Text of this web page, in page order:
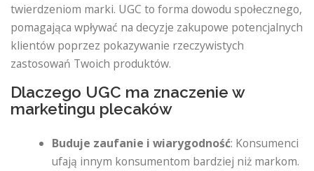
twierdzeniom marki. UGC to forma dowodu społecznego,
pomagająca wpływać na decyzje zakupowe potencjalnych
klientów poprzez pokazywanie rzeczywistych
zastosowań Twoich produktów.
Dlaczego UGC ma znaczenie w
marketingu plecaków
Buduje zaufanie i wiarygodność: Konsumenci
ufają innym konsumentom bardziej niż markom.